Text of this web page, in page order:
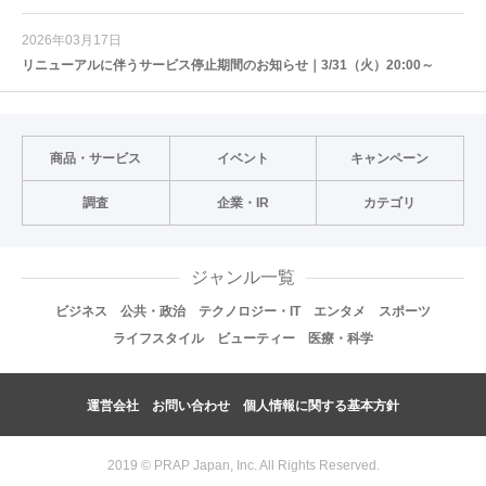
2026年03月17日
リニューアルに伴うサービス停止期間のお知らせ｜3/31（火）20:00～
商品・サービス イベント キャンペーン
調査 企業・IR カテゴリ
ジャンル一覧
ビジネス 公共・政治 テクノロジー・IT エンタメ
スポーツ
ライフスタイル
ビューティー 医療・科学
運営会社 お問い合わせ 個人情報に関する基本方針
2019 © PRAP Japan, Inc. All Rights Reserved.